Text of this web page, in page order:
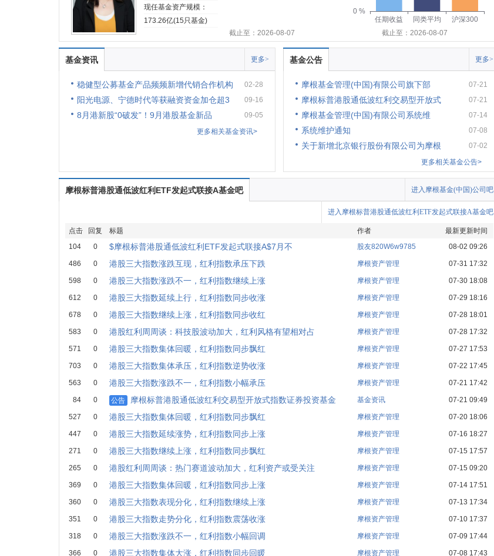
现任基金资产规模：
173.26亿(15只基金)
0 %
任期收益 同类平均
沪深300
截止至：2026-08-07
截止至：2026-08-07
基金资讯 更多>
稳健型公募基金产品频频新增代销合作机构 02-28
阳光电源、宁德时代等获融资资金加仓超3 09-16
8月港新股“0破发”！9月港股基金新品
09-05
更多相关基金资讯>
基金公告 更多>
摩根基金管理(中国)有限公司旗下部 07-21
摩根标普港股通低波红利交易型开放式 07-21
摩根基金管理(中国)有限公司系统维 07-14
系统维护通知 07-08
关于新增北京银行股份有限公司为摩根
07-02
更多相关基金公告>
摩根标普港股通低波红利ETF发起式联接A基金吧 进入摩根基金(中国)公司吧
进入摩根标普港股通低波红利ETF发起式联接A基金吧
点击 回复 标题 作者
最新更新时间
104
0 $摩根标普港股通低波红利ETF发起式联接A$7月不 股友820W6w9785 08-02 09:26
486 0 港股三大指数涨跌互现，红利指数承压下跌 摩根资产管理 07-31 17:32
598 0 港股三大指数涨跌不一，红利指数继续上涨 摩根资产管理 07-30 18:08
612 0 港股三大指数延续上行，红利指数同步收涨 摩根资产管理 07-29 18:16
678 0 港股三大指数继续上涨，红利指数同步收红 摩根资产管理 07-28 18:01
583 0 港股红利周周谈：科技股波动加大，红利风格有望相对占 摩根资产管理 07-28 17:32
571 0 港股三大指数集体回暖，红利指数同步飘红 摩根资产管理 07-27 17:53
703 0 港股三大指数集体承压，红利指数逆势收涨 摩根资产管理 07-22 17:45
563 0 港股三大指数涨跌不一，红利指数小幅承压 摩根资产管理 07-21 17:42
84 0 公告 摩根标普港股通低波红利交易型开放式指数证券投资基金 基金资讯 07-21 09:49
527 0 港股三大指数集体回暖，红利指数同步飘红 摩根资产管理 07-20 18:06
447 0 港股三大指数延续涨势，红利指数同步上涨 摩根资产管理 07-16 18:27
271 0 港股三大指数继续上涨，红利指数同步飘红 摩根资产管理 07-15 17:57
265 0 港股红利周周谈：热门赛道波动加大，红利资产或受关注 摩根资产管理 07-15 09:20
369 0 港股三大指数集体回暖，红利指数同步上涨 摩根资产管理 07-14 17:51
360 0 港股三大指数表现分化，红利指数继续上涨 摩根资产管理 07-13 17:34
351 0 港股三大指数走势分化，红利指数震荡收涨 摩根资产管理 07-10 17:37
318 0 港股三大指数涨跌不一，红利指数小幅回调 摩根资产管理 07-09 17:44
366 0 港股三大指数集体大涨，红利指数同步回暖 摩根资产管理 07-08 17:43